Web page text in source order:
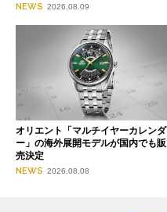
NEWS 2026.08.09
オリエント「マルチイヤーカレンダ
ー」の海外展開モデルが国内でも販
売決定
NEWS 2026.08.08